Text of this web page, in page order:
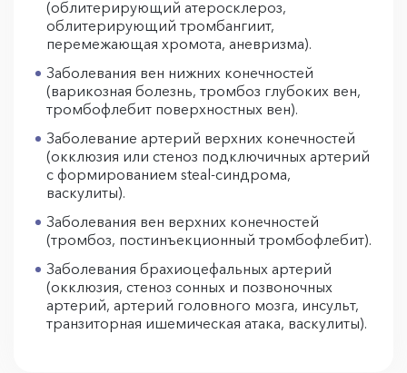
(облитерирующий атеросклероз,
облитерирующий тромбангиит,
перемежающая хромота, аневризма).
Заболевания вен нижних конечностей
(варикозная болезнь, тромбоз глубоких вен,
тромбофлебит поверхностных вен).
Заболевание артерий верхних конечностей
(окклюзия или стеноз подключичных артерий
с формированием steal-синдрома,
васкулиты).
Заболевания вен верхних конечностей
(тромбоз, постинъекционный тромбофлебит).
Заболевания брахиоцефальных артерий
(окклюзия, стеноз сонных и позвоночных
артерий, артерий головного мозга, инсульт,
транзиторная ишемическая атака, васкулиты).